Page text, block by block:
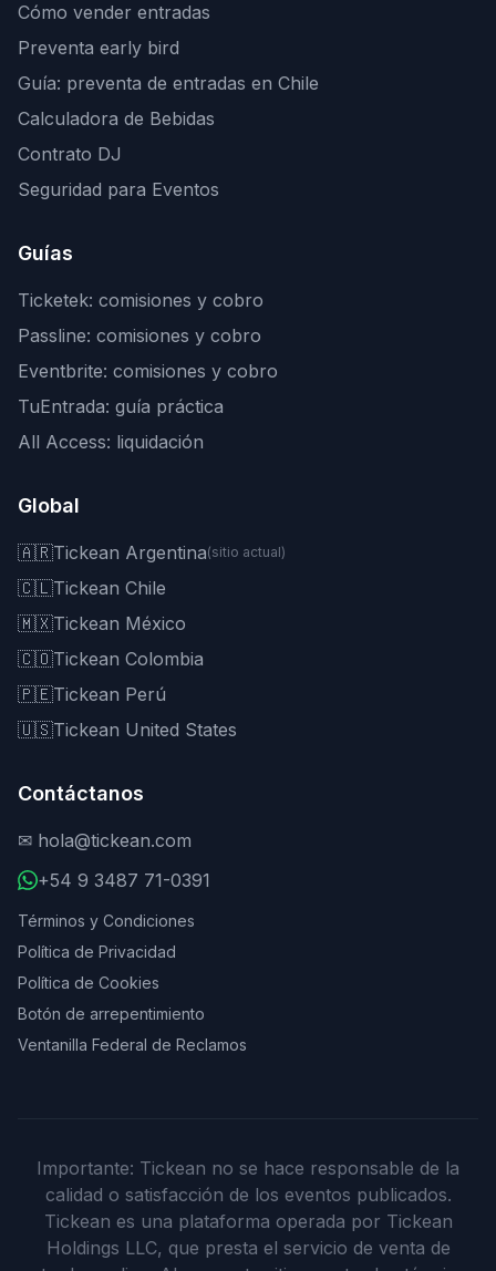
Cómo vender entradas
Preventa early bird
Guía: preventa de entradas en Chile
Calculadora de Bebidas
Contrato DJ
Seguridad para Eventos
Guías
Ticketek: comisiones y cobro
Passline: comisiones y cobro
Eventbrite: comisiones y cobro
TuEntrada: guía práctica
All Access: liquidación
Global
🇦🇷Tickean Argentina(sitio actual)
🇨🇱Tickean Chile
🇲🇽Tickean México
🇨🇴Tickean Colombia
🇵🇪Tickean Perú
🇺🇸Tickean United States
Contáctanos
✉ hola@tickean.com
+54 9 3487 71-0391
Términos y Condiciones
Política de Privacidad
Política de Cookies
Botón de arrepentimiento
Ventanilla Federal de Reclamos
Importante: Tickean no se hace responsable de la
calidad o satisfacción de los eventos publicados.
Tickean es una plataforma operada por Tickean
Holdings LLC, que presta el servicio de venta de